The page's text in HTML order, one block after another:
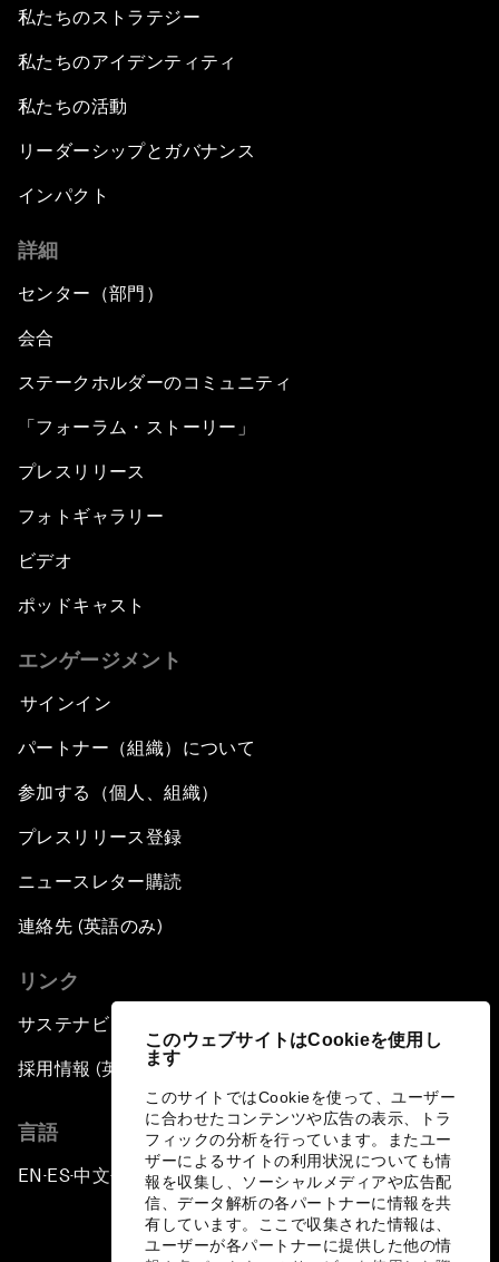
このウェブサイトはCookieを使用し
ます
このサイトではCookieを使って、ユーザー
に合わせたコンテンツや広告の表示、トラ
フィックの分析を行っています。またユー
ザーによるサイトの利用状況についても情
報を収集し、ソーシャルメディアや広告配
信、データ解析の各パートナーに情報を共
有しています。ここで収集された情報は、
ユーザーが各パートナーに提供した他の情
私たちのストラテジー
私たちのアイデンティティ
私たちの活動
リーダーシップとガバナンス
インパクト
詳細
センター（部門）
会合
ステークホルダーのコミュニティ
「フォーラム・ストーリー」
プレスリリース
フォトギャラリー
ビデオ
ポッドキャスト
エンゲージメント
サインイン
パートナー（組織）について
参加する（個人、組織）
プレスリリース登録
ニュースレター購読
連絡先 (英語のみ)
リンク
サステナビリティへの取り組み
採用情報 (英語のみ)
言語
EN ▪ES▪中文▪ 日本語